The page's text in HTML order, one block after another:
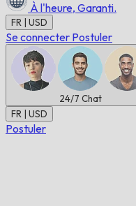
À l'heure, Garanti.
FR | USD
Se connecter Postuler
24/7 Chat
FR | USD
Postuler